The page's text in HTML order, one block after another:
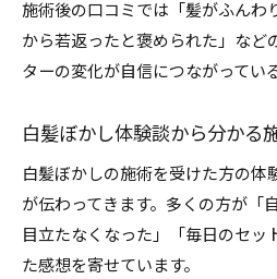
施術後の口コミでは「髪がふんわ
から若返ったと褒められた」など
ターの変化が自信につながってい
白髪ぼかし体験談から分かる
白髪ぼかしの施術を受けた方の体
が伝わってきます。多くの方が「
目立たなくなった」「毎日のセッ
た感想を寄せています。